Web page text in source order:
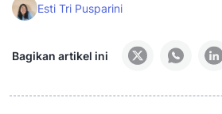
Esti Tri Pusparini
Bagikan artikel ini